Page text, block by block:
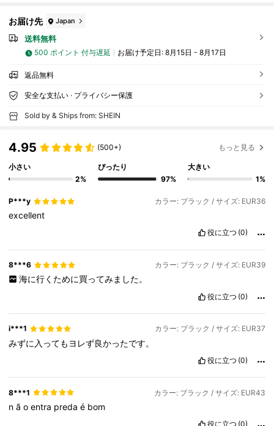
お届け先 Japan
送料無料
500 ポイント 付与遅延 お届け予定日: 8月15日 - 8月17日
返品無料
安全な支払い · プライバシー保護
Sold by & Ships from: SHEIN
4.95 (500+) もっと見る
小さい
2%
ぴったり
97%
大きい
1%
P***y カラー: ブラック / サイズ: EUR36
excellent
役に立つ (0)
8***6 カラー: ブラック / サイズ: EUR39
海に行くために買ってみました。
役に立つ (0)
i***1 カラー: ブラック / サイズ: EUR37
みずに入ってもヨレず良かったです。
役に立つ (0)
8***1 カラー: ブラック / サイズ: EUR43
nãoentra predaé bom
役に立つ (0)